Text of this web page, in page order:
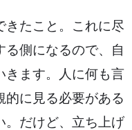
きたこと。これに尽
る側になるので、自
きます。人に何も言
的に見る必要がある
。だけど、立ち上げ